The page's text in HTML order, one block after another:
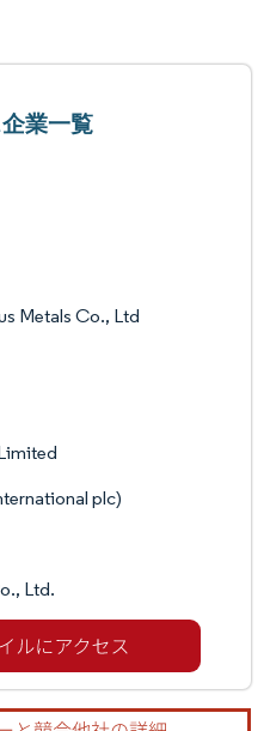
業一覧
Metals Co., Ltd
plc)
Ltd.